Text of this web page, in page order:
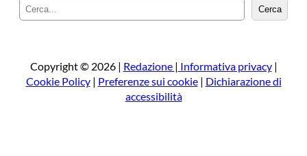
e
a
Cerca
Copyright © 2026 | Redazione | Informativa privacy|
Cookie Policy| Preferenze sui cookie| Dichiarazione di
accessibilità